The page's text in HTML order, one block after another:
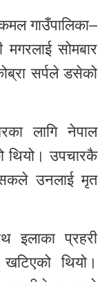
गाउँपालिका–
सोमबार
सर्पले डसेको
लागि नेपाल
थियो। उपचारकै
उनलाई मृत
इलाका प्रहरी
थियो।